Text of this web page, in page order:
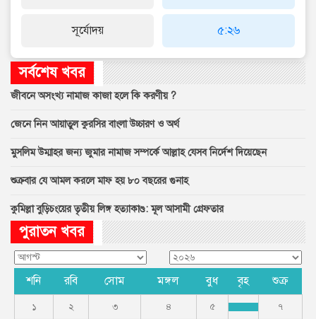
সূর্যোদয় ৫:২৬
সর্বশেষ খবর
জীবনে অসংখ্য নামাজ কাজা হলে কি করণীয় ?
জেনে নিন আয়াতুল কুরসির বাংলা উচ্চারণ ও অর্থ
মুসলিম উম্মাহর জন্য জুমার নামাজ সম্পর্কে আল্লাহ যেসব নির্দেশ দিয়েছেন
শুক্রবার যে আমল করলে মাফ হয় ৮০ বছরের গুনাহ
কুমিল্লা বুড়িচংয়ের তৃতীয় লিঙ্গ হত্যাকাণ্ড: মূল আসামী গ্রেফতার
পুরাতন খবর
শনি রবি সোম মঙ্গল বুধ বৃহ শুক্র
১ ২ ৩ ৪ ৫ ৭